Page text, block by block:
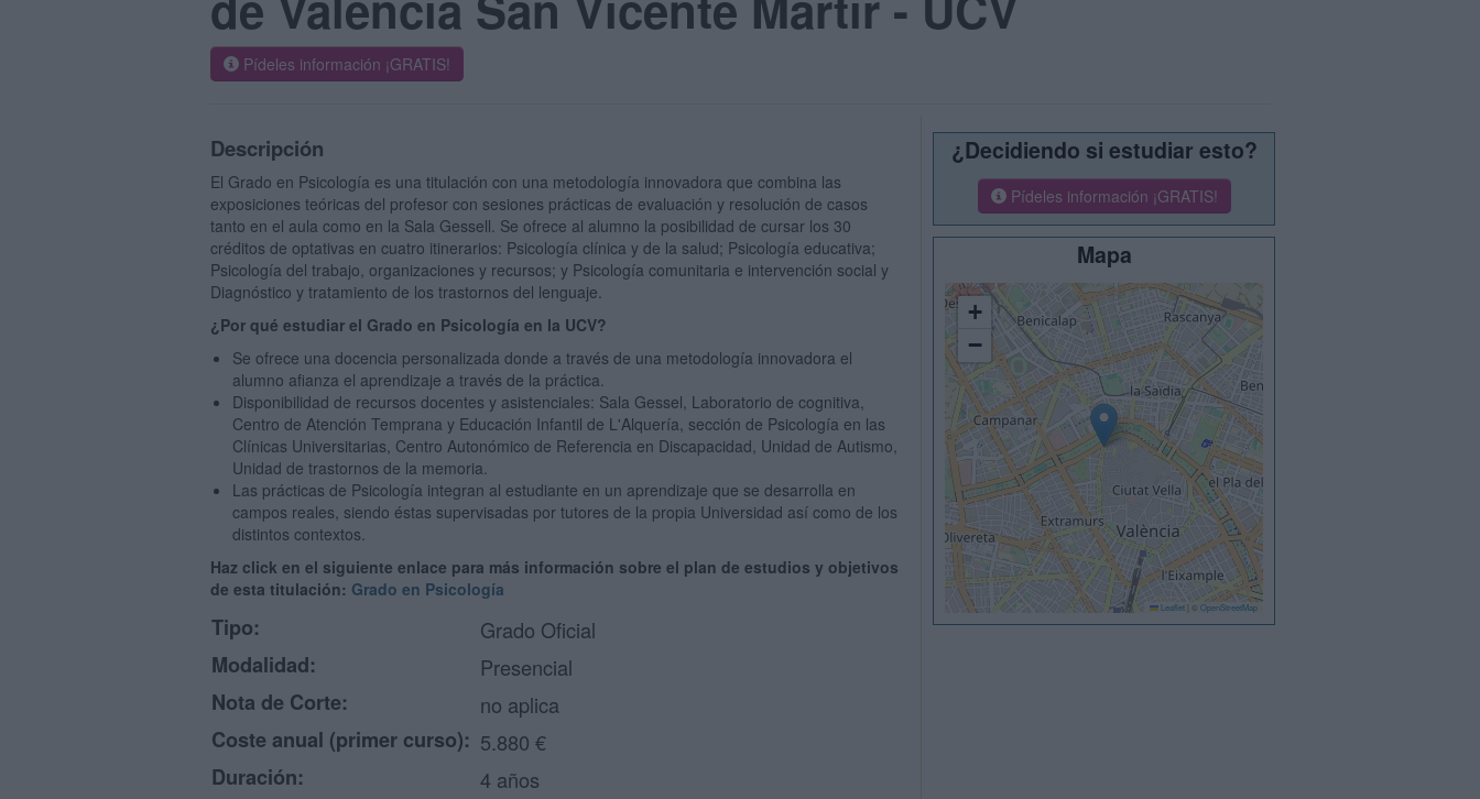
Pídeles información ¡GRATIS!
Descripción
El Grado en Psicología es una titulación con una metodología innovadora que combina las
exposiciones teóricas del profesor con sesiones prácticas de evaluación y resolución de casos
tanto en el aula como en la Sala Gessell. Se ofrece al alumno la posibilidad de cursar los 30
créditos de optativas en cuatro itinerarios: Psicología clínica y de la salud; Psicología educativa;
Psicología del trabajo, organizaciones y recursos; y Psicología comunitaria e intervención social y
Diagnóstico y tratamiento de los trastornos del lenguaje.
¿Por qué estudiar el Grado en Psicología en la UCV?
Se ofrece una docencia personalizada donde a través de una metodología innovadora el
alumno afianza el aprendizaje a través de la práctica.
Disponibilidad de recursos docentes y asistenciales: Sala Gessel, Laboratorio de cognitiva,
Centro de Atención Temprana y Educación Infantil de L'Alquería, sección de Psicología en las
Clínicas Universitarias, Centro Autonómico de Referencia en Discapacidad, Unidad de Autismo,
Unidad de trastornos de la memoria.
Las prácticas de Psicología integran al estudiante en un aprendizaje que se desarrolla en
campos reales, siendo éstas supervisadas por tutores de la propia Universidad así como de los
distintos contextos.
Haz click en el siguiente enlace para más información sobre el plan de estudios y objetivos
de esta titulación: Grado en Psicología
Tipo:
Grado Oficial
Modalidad:
Presencial
Nota de Corte:
no aplica
Coste anual (primer curso): 5.880 €
Duración:
4 años
¿Decidiendo si estudiar esto?
Pídeles información ¡GRATIS!
Mapa
+
−
Leaflet © OpenStreetMap